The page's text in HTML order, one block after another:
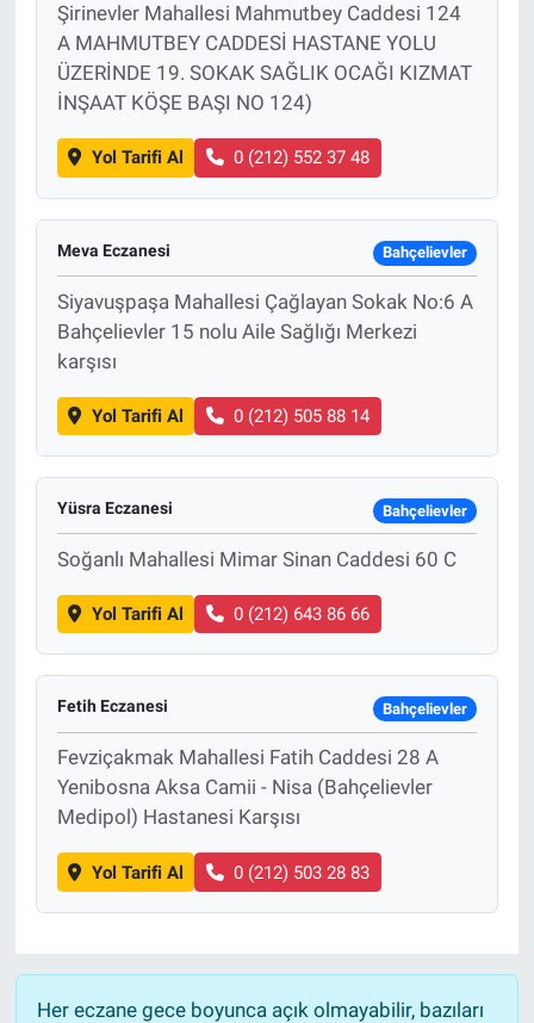
Şirinevler Mahallesi Mahmutbey Caddesi 124
A MAHMUTBEY CADDESİ HASTANE YOLU
ÜZERİNDE 19. SOKAK SAĞLIK OCAĞI KIZMAT
İNŞAAT KÖŞE BAŞI NO 124)
Yol Tarifi Al 0 (212) 552 37 48
Meva Eczanesi Bahçelievler
Siyavuşpaşa Mahallesi Çağlayan Sokak No:6 A
Bahçelievler 15 nolu Aile Sağlığı Merkezi
karşısı
Yol Tarifi Al 0 (212) 505 88 14
Yüsra Eczanesi Bahçelievler
Soğanlı Mahallesi Mimar Sinan Caddesi 60 C
Yol Tarifi Al 0 (212) 643 86 66
Fetih Eczanesi Bahçelievler
Fevziçakmak Mahallesi Fatih Caddesi 28 A
Yenibosna Aksa Camii - Nisa (Bahçelievler
Medipol) Hastanesi Karşısı
Yol Tarifi Al 0 (212) 503 28 83
Her eczane gece boyunca açık olmayabilir, bazıları
Eğitim
Ekonomi
Dünya
Teknoloji
Magazin
Siyaset
Yaşam
Spor
Nöbetçi Eczaneler